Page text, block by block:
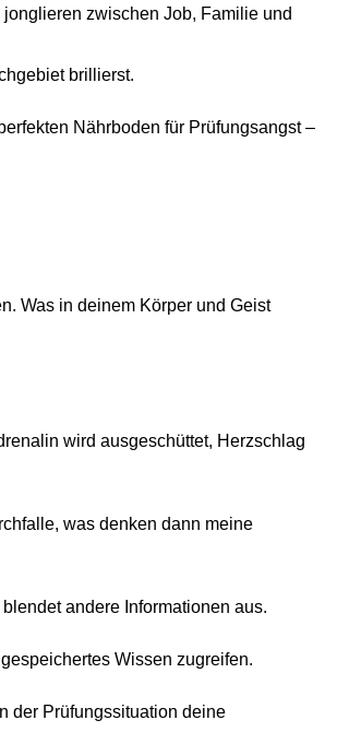
zwischen Job, Familie und
brillierst.
Nährboden für Prüfungsangst –
Was in deinem Körper und Geist
wird ausgeschüttet, Herzschlag
was denken dann meine
andere Informationen aus.
Wissen zugreifen.
der Prüfungssituation deine